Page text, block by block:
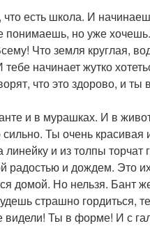
есть школа. И
понимаешь, но уже
Что земля круглая,
начинает жутко
что это здорово, и ты
и в мурашках. И в
Ты очень
и из толпы
радостью и дождем. Это
домой. Но нельзя. Бант
страшно гордиться,
Ты в форме! И с